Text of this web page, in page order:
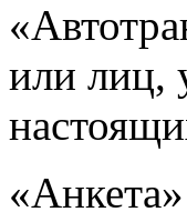
или лиц,